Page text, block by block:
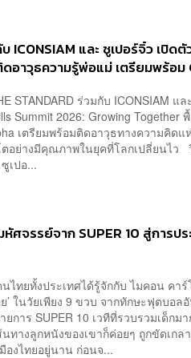
ICONSIAM และ ซูเปอร์จิ๋ว เปิด
อาวุธความรู้พ่อแม่ เตรียมพร้อม
STANDARD ร่วมกับ ICONSIAM แล
Summit 2026: Growing Together
เตรียมพร้อมติดอาวุธทางความคิดแ
ตอย่างมีคุณภาพในยุคที่โลกเปลี่ยนไ
เปอ...
หัศจรรย์จาก SUPER 10 สู่การป
ไทยทั้งประเทศได้รู้จักกับ ไมคอน คา
’ ในวัยเพียง 9 ขวบ จากทักษะฟุตบอล
ยการ SUPER 10 เวทีที่รวบรวมเด็กม
างลูกหนังของเขาก็ค่อยๆ ถูกขัดเกลา
องไทยอยู่นาน ก่อนจ...